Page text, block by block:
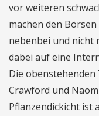
vor weiteren
machen den
nebenbei und nicht
dabei auf eine
Die
Crawford und
Pflanzendickicht ist